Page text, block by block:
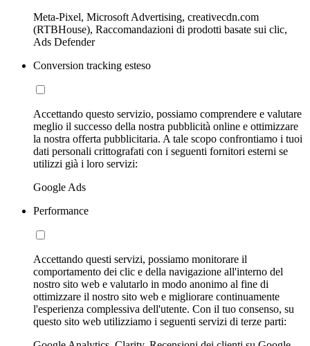
Meta-Pixel, Microsoft Advertising, creativecdn.com
(RTBHouse), Raccomandazioni di prodotti basate sui clic,
Ads Defender
Conversion tracking esteso
Accettando questo servizio, possiamo comprendere e valutare
meglio il successo della nostra pubblicità online e ottimizzare
la nostra offerta pubblicitaria. A tale scopo confrontiamo i tuoi
dati personali crittografati con i seguenti fornitori esterni se
utilizzi già i loro servizi:
Google Ads
Performance
Accettando questi servizi, possiamo monitorare il
comportamento dei clic e della navigazione all'interno del
nostro sito web e valutarlo in modo anonimo al fine di
ottimizzare il nostro sito web e migliorare continuamente
l'esperienza complessiva dell'utente. Con il tuo consenso, su
questo sito web utilizziamo i seguenti servizi di terze parti: